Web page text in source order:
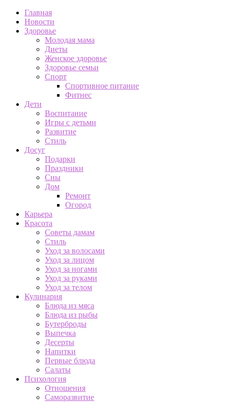
Главная
Новости
Здоровье
Молодая мама
Диеты
Женское здоровье
Здоровье семьи
Спорт
Спортивное питание
Фитнес
Дети
Воспитание
Игры с детьми
Развитие
Стиль
Досуг
Подарки
Праздники
Сны
Дом
Ремонт
Огород
Карьера
Красота
Советы дамам
Стиль
Уход за волосами
Уход за лицом
Уход за ногами
Уход за руками
Уход за телом
Кулинария
Блюда из мяса
Блюда из рыбы
Бутерброды
Выпечка
Десерты
Напитки
Первые блюда
Салаты
Психология
Отношения
Саморазвитие